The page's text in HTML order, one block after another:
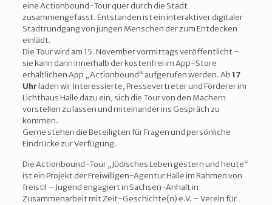
eine Actionbound-Tour quer durch die Stadt
zusammengefasst. Entstanden ist ein interaktiver digitaler
Stadtrundgang von jungen Menschen der zum Entdecken
einlädt.
Die Tour wird am 15. November vormittags veröffentlicht –
sie kann dann innerhalb der kostenfrei im App-Store
erhältlichen App „Actionbound“ aufgerufen werden. Ab17
Uhrladen wir Interessierte, Pressevertreter und Förderer im
Lichthaus Halle dazu ein, sich die Tour von den Machern
vorstellen zu lassen und miteinander ins Gespräch zu
kommen.
Gerne stehen die Beteiligten für Fragen und persönliche
Eindrücke zur Verfügung.
Die Actionbound-Tour „Jüdisches Leben gestern und heute“
ist ein Projekt der Freiwilligen-Agentur Halle im Rahmen von
freistil – Jugend engagiert in Sachsen-Anhalt in
Zusammenarbeit mit Zeit-Geschichte(n) e.V. – Verein für